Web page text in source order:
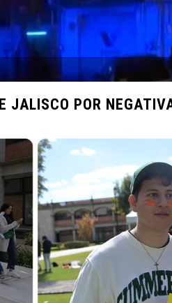
EE. UU.
Tetris y
a
A SUS
2024
JALISCO POR